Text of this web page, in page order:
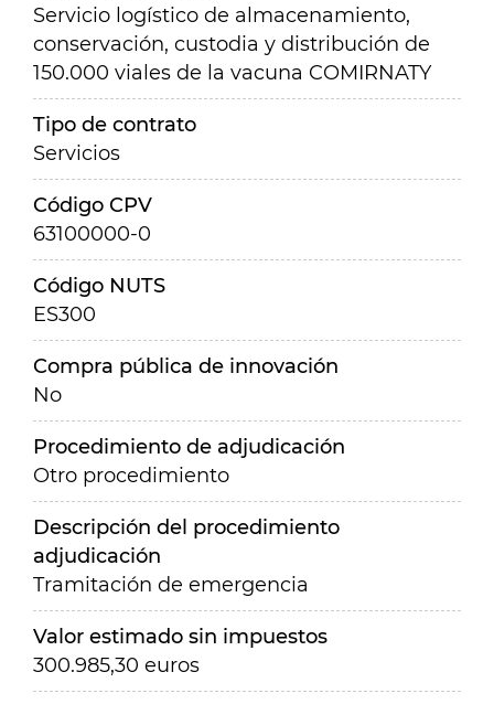
Servicio logístico de almacenamiento,
conservación, custodia y distribución de
150.000 viales de la vacuna COMIRNATY
Tipo de contrato
Servicios
Código CPV
63100000-0
Código NUTS
ES300
Compra pública de innovación
No
Procedimiento de adjudicación
Otro procedimiento
Descripción del procedimiento
adjudicación
Tramitación de emergencia
Valor estimado sin impuestos
300.985,30 euros